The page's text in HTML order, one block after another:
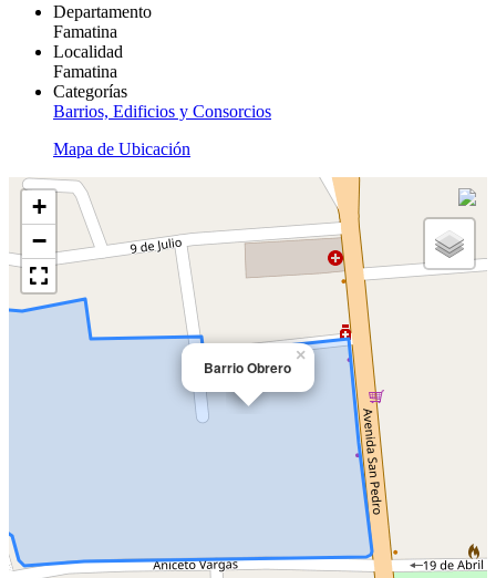
Departamento
Famatina
Localidad
Famatina
Categorías
Barrios, Edificios y Consorcios
Mapa de Ubicación
Barrio Obrero
×
+
−